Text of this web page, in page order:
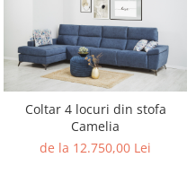
Coltar 4 locuri din stofa
Camelia
de la 12.750,00 Lei